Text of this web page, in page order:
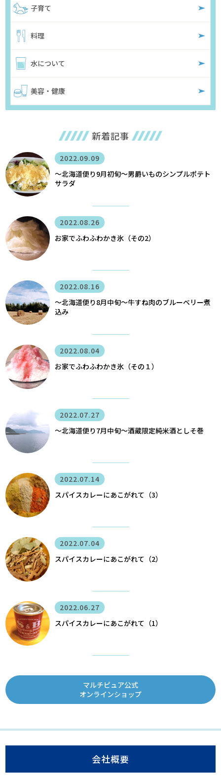
子育て
料理
水について
美容・健康
新着記事
2022.09.09
〜北海道便り9月初旬～男爵いものシンプルポテト
サラダ
2022.08.26
お家でふわふわかき氷（その2）
2022.08.16
〜北海道便り8月中旬～牛すね肉のブルーベリー煮
込み
2022.08.04
お家でふわふわかき氷（その１）
2022.07.27
〜北海道便り7月中旬～酒蔵限定純米酒としそ巻
2022.07.14
スパイスカレーにあこがれて（3）
2022.07.04
スパイスカレーにあこがれて（2）
2022.06.27
スパイスカレーにあこがれて（1）
マルチピュア公式
オンラインショップ
会社概要